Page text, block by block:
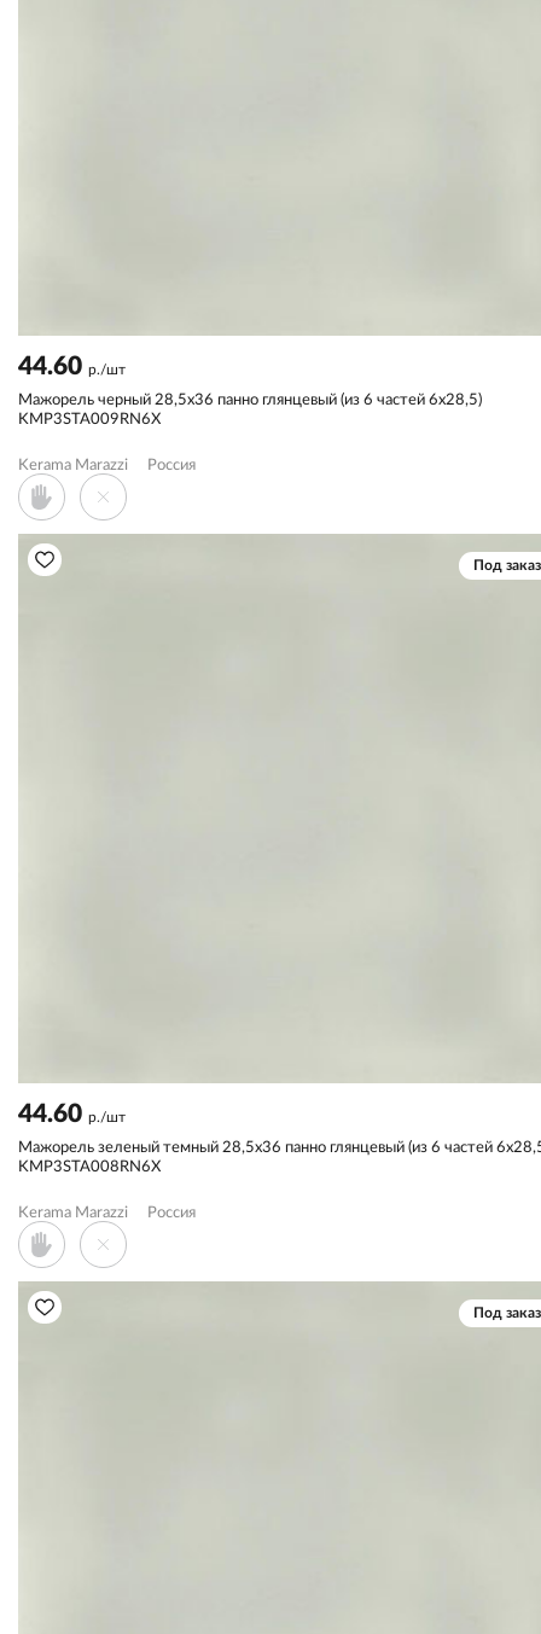
44.60 р./шт
Мажорель черный 28,5x36 панно глянцевый (из 6 частей 6х28,5)
KMP3STA009RN6X
Kerama Marazzi Россия
Под заказ
44.60 р./шт
Мажорель зеленый темный 28,5x36 панно глянцевый (из 6 частей
KMP3STA008RN6X
Kerama Marazzi Россия
Под заказ